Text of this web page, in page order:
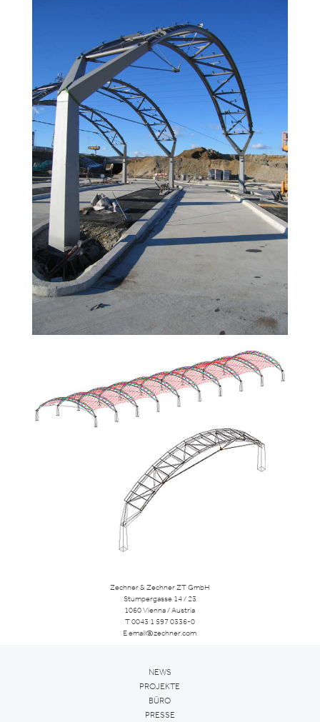
Zechner & Zechner ZT GmbH
Stumpergasse 14 / 23
1060 Vienna / Austria
T0043 1 597 0336-0
Eemail@zechner.com
NEWS
PROJEKTE
BÜRO
PRESSE